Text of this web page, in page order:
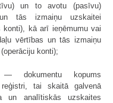
un to avotu (pasīvu)
tās izmaiņu uzskaitei
konti), kā arī ieņēmumu vai
vērtības un tās izmaiņu
konti);
dokumentu kopums
tai skaitā galvenā
un analītiskās uzskaites